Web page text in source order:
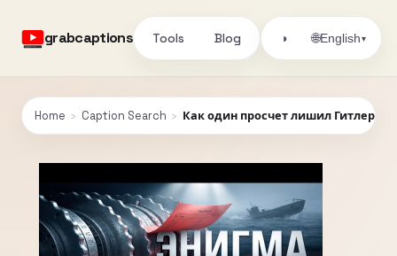
grabcaptions Tools Blog ◑ 🌐English▾
Home › Caption Search › Как один просчет лишил Гитлера